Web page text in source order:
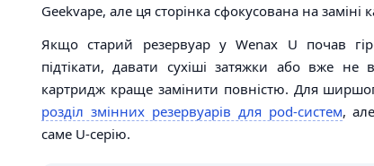
Geekvape, але ця сторінка сфокусована на заміні
Якщо старий резервуар у Wenax U почав
підтікати, давати сухіші затяжки або вже не
картридж краще замінити повністю. Для
розділ змінних резервуарів для pod-систем,
саме U-серію.